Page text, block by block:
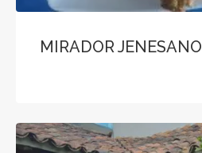
MIRADOR JENESANO